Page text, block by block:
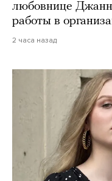
любовнице
работы в
2 часа назад